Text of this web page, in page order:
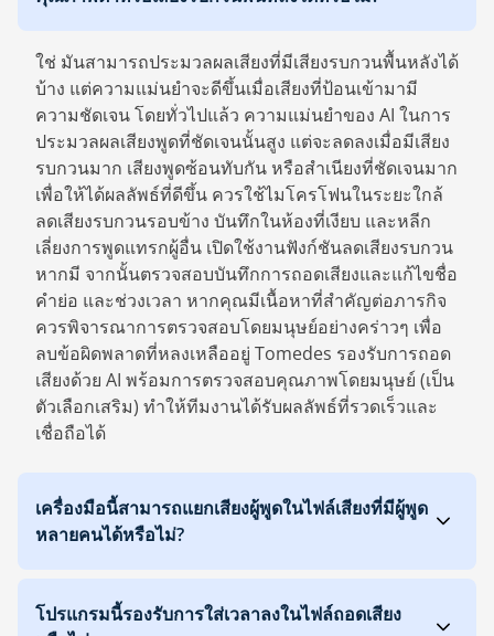
ใช่ มันสามารถประมวลผลเสียงที่มีเสียงรบกวนพื้นหลังได้
บ้าง แต่ความแม่นยำจะดีขึ้นเมื่อเสียงที่ป้อนเข้ามามี
ความชัดเจน โดยทั่วไปแล้ว ความแม่นยำของ AI ในการ
ประมวลผลเสียงพูดที่ชัดเจนนั้นสูง แต่จะลดลงเมื่อมีเสียง
รบกวนมาก เสียงพูดซ้อนทับกัน หรือสำเนียงที่ชัดเจนมาก
เพื่อให้ได้ผลลัพธ์ที่ดีขึ้น ควรใช้ไมโครโฟนในระยะใกล้
ลดเสียงรบกวนรอบข้าง บันทึกในห้องที่เงียบ และหลีก
เลี่ยงการพูดแทรกผู้อื่น เปิดใช้งานฟังก์ชันลดเสียงรบกวน
หากมี จากนั้นตรวจสอบบันทึกการถอดเสียงและแก้ไขชื่อ
คำย่อ และช่วงเวลา หากคุณมีเนื้อหาที่สำคัญต่อภารกิจ
ควรพิจารณาการตรวจสอบโดยมนุษย์อย่างคร่าวๆ เพื่อ
ลบข้อผิดพลาดที่หลงเหลืออยู่ Tomedes รองรับการถอด
เสียงด้วย AI พร้อมการตรวจสอบคุณภาพโดยมนุษย์ (เป็น
ตัวเลือกเสริม) ทำให้ทีมงานได้รับผลลัพธ์ที่รวดเร็วและ
เชื่อถือได้
เครื่องมือนี้สามารถแยกเสียงผู้พูดในไฟล์เสียงที่มีผู้พูด
หลายคนได้หรือไม่?
โปรแกรมนี้รองรับการใส่เวลาลงในไฟล์ถอดเสียง